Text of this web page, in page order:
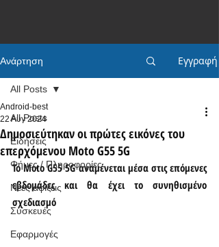
Ανάρτηση Εγγραφή
All Posts
Ειδήσεις
Φήμες / Πληροφορίες
Νέες αφίξεις
Συσκευές
Εφαρμογές
All Posts
Δημοσιεύτηκαν οι πρώτες εικόνες του
επερχόμενου Moto G55 5G
Android-best
22 Αυγ 2024
Το Moto G55 5G αναμένεται μέσα στις επόμενες
εβδομάδες και θα έχει το συνηθισμένο
σχεδιασμό